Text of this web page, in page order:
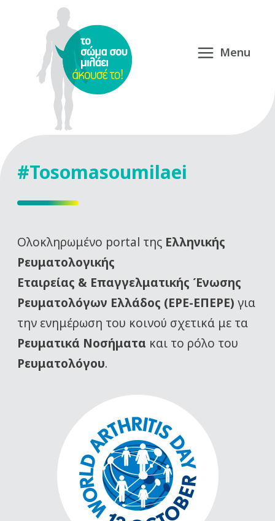
#Tosomasoumilaei
Oλοκληρωμένο portal της Ελληνικής
Ρευματολογικής
Εταιρείας & Επαγγελματικής Ένωσης
Ρευματολόγων Ελλάδος (ΕΡΕ-ΕΠΕΡΕ) για
την ενημέρωση του κοινού σχετικά με τα
Ρευματικά Νοσήματα και το ρόλο του
Ρευματολόγου.